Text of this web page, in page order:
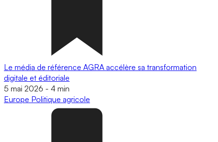
Le média de référence AGRA accélère sa transformation
digitale et éditoriale
5 mai 2026 - 4 min
Europe Politique agricole